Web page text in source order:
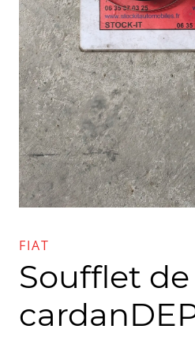
FIAT
Soufflet de